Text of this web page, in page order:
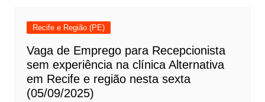
Recife e Região (PE)
Vaga de Emprego para Recepcionista
sem experiência na clínica Alternativa
em Recife e região nesta sexta
(05/09/2025)